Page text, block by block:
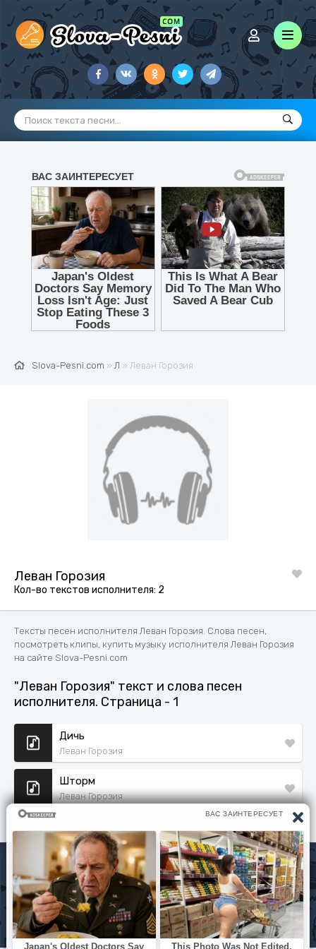
Slova-Pesni.com » Л » Леван Горозия
Леван Горозия
Кол-во текстов исполнителя: 2
Тексты песен исполнителя Леван Горозия. Слова песен,
посмотреть клипы, купить музыку исполнителя Леван Горозия
на сайте Slova-Pesni.com
"Леван Горозия" текст и слова песен
исполнителя. Страница - 1
Дичь
Леван Горозия
Шторм
Леван Горозия
Исполнители
Политика конфиденциальности
Читать книги
© slova-pesni.com 2020 - 2026 По любым вопросам
оброащайтесь на почтуslovapesni.com@gmail.com